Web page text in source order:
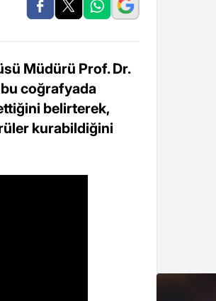
Müdürü Prof. Dr.
coğrafyada
belirterek,
kurabildiğini